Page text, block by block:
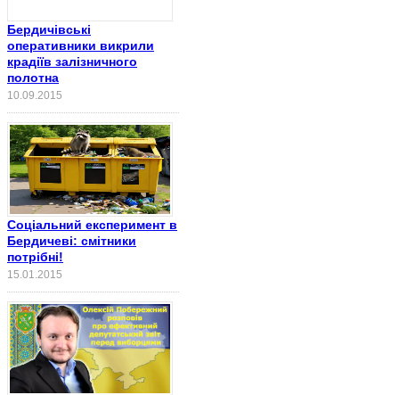
Бердичівські
оперативники викрили
крадіїв залізничного
полотна
10.09.2015
Соціальний експеримент в
Бердичеві: смітники
потрібні!
15.01.2015